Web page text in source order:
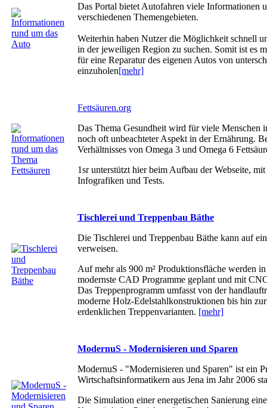
Das Portal bietet Autofahren viele Informationen
verschiedenen Themengebieten.
Weiterhin haben Nutzer die Möglichkeit schnell
in der jeweiligen Region zu suchen. Somit ist es
für eine Reparatur des eigenen Autos von
einzuholen[mehr]
Fettsäuren.org
Das Thema Gesundheit wird für viele Menschen
noch oft unbeachteter Aspekt in der Ernährung.
Verhältnisses von Omega 3 und Omega 6
1sr unterstützt hier beim Aufbau der Webseite,
Infografiken und Tests.
Tischlerei und Treppenbau Bäthe
Die Tischlerei und Treppenbau Bäthe kann auf
verweisen.
Auf mehr als 900 m² Produktionsfläche werden
modernste CAD Programme geplant und mit
Das Treppenprogramm umfasst von der
moderne Holz-Edelstahlkonstruktionen bis hin
erdenklichen Treppenvarianten. [mehr]
ModernuS - Modernisieren und Sparen
ModernuS - "Modernisieren und Sparen" ist ein
Wirtschaftsinformatikern aus Jena im Jahr 2006
Die Simulation einer energetischen Sanierung